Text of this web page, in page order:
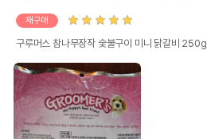
재구매
구루머스 참나무장작 숯불구이 미니 닭갈비 250g